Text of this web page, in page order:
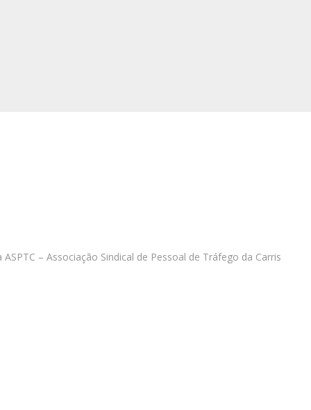
– Associação Sindical de Pessoal de Tráfego da Carris